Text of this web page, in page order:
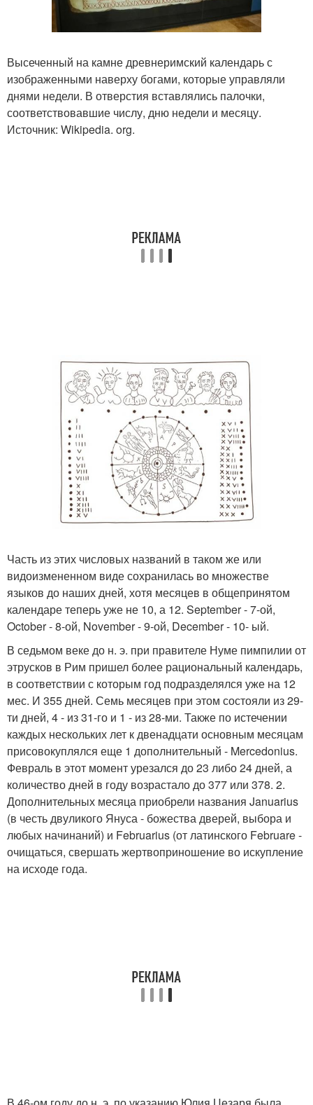
Высеченный на камне древнеримский календарь с
изображенными наверху богами, которые управляли
днями недели. В отверстия вставлялись палочки,
соответствовавшие числу, дню недели и месяцу.
Источник: Wikipedia. org.
Часть из этих числовых названий в таком же или
видоизмененном виде сохранилась во множестве
языков до наших дней, хотя месяцев в общепринятом
календаре теперь уже не 10, а 12. September - 7-ой,
October - 8-ой, November - 9-ой, December - 10- ый.
В седьмом веке до н. э. при правителе Нуме пимпилии от
этрусков в Рим пришел более рациональный календарь,
в соответствии с которым год подразделялся уже на 12
мес. И 355 дней. Семь месяцев при этом состояли из 29-
ти дней, 4 - из 31-го и 1 - из 28-ми. Также по истечении
каждых нескольких лет к двенадцати основным месяцам
присовокуплялся еще 1 дополнительный - Mercedonius.
Февраль в этот момент урезался до 23 либо 24 дней, а
количество дней в году возрастало до 377 или 378. 2.
Дополнительных месяца приобрели названия Januarius
(в честь двуликого Януса - божества дверей, выбора и
любых начинаний) и Februarius (от латинского Februare -
очищаться, свершать жертвоприношение во искупление
на исходе года.